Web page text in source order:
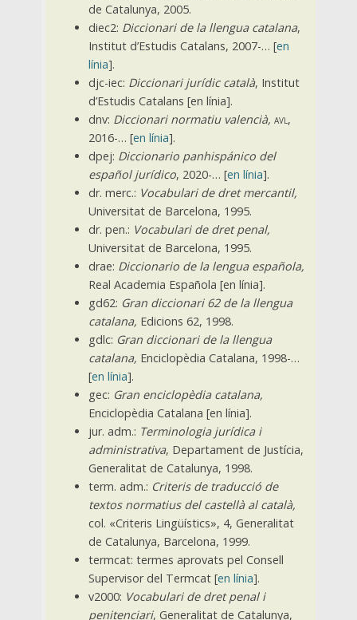
de Catalunya, 2005.
diec2: Diccionari de la llengua catalana,
Institut d’Estudis Catalans, 2007-… [en
línia].
djc-iec: Diccionari jurídic català, Institut
d’Estudis Catalans [en línia].
dnv: Diccionari normatiu valencià, avl,
2016-… [en línia].
dpej: Diccionario panhispánico del
español jurídico, 2020-… [en línia].
dr. merc.: Vocabulari de dret mercantil,
Universitat de Barcelona, 1995.
dr. pen.: Vocabulari de dret penal,
Universitat de Barcelona, 1995.
drae: Diccionario de la lengua española,
Real Academia Española [en línia].
gd62: Gran diccionari 62 de la llengua
catalana, Edicions 62, 1998.
gdlc: Gran diccionari de la llengua
catalana, Enciclopèdia Catalana, 1998-…
[en línia].
gec: Gran enciclopèdia catalana,
Enciclopèdia Catalana [en línia].
jur. adm.: Terminologia jurídica i
administrativa, Departament de Justícia,
Generalitat de Catalunya, 1998.
term. adm.: Criteris de traducció de
textos normatius del castellà al català,
col. «Criteris Lingüístics», 4, Generalitat
de Catalunya, Barcelona, 1999.
termcat: termes aprovats pel Consell
Supervisor del Termcat [en línia].
v2000: Vocabulari de dret penal i
penitenciari, Generalitat de Catalunya,